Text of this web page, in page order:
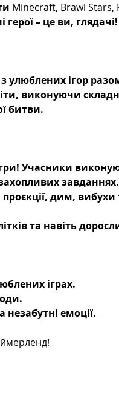
Minecraft, Brawl Stars,
герої – це ви, глядачі!
улюблених ігор
виконуючи
битви.
Учасники
завданнях.
проєкції, дим,
та навіть
іграх.
незабутні емоції.